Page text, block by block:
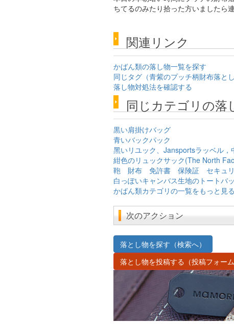
ちてるのみたり拾った方いましたら
関連リンク
かばん類の落し物一覧を探す
同じタグ（青紫のプッチ柄財布落と
落し物対処法を確認する
同じカテゴリの落
黒い肩掛けバッグ
青いバックパック
黑いリユック、Jansportsラッベル，
紺色のリュックサック(The North
鞄 財布 免許書 保険証 セキュリ
白っぽいキャンバス生地のトートバ
かばん類カテゴリの一覧をもっと見る
次のアクション
落とし物を探す（検索へ）
落とし物を投稿する（投稿フォーム